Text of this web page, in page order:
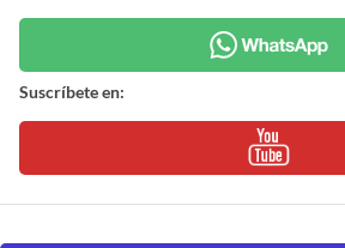
Suscríbete en: